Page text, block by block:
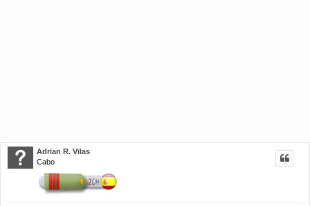
Adrian R. Vilas
Cabo